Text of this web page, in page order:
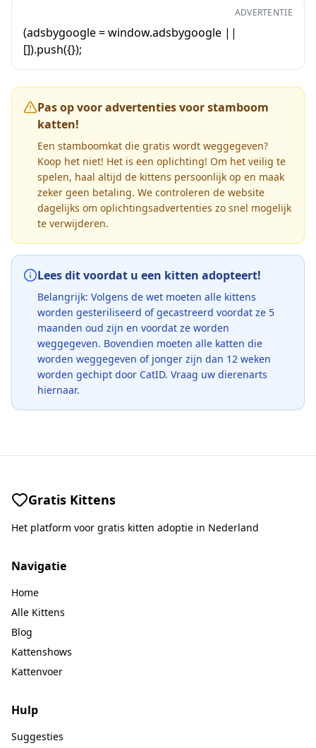
ADVERTENTIE
(adsbygoogle = window.adsbygoogle ||
[]).push({});
Pas op voor advertenties voor stamboom
katten!
Een stamboomkat die gratis wordt weggegeven?
Koop het niet! Het is een oplichting! Om het veilig te
spelen, haal altijd de kittens persoonlijk op en maak
zeker geen betaling. We controleren de website
dagelijks om oplichtingsadvertenties zo snel mogelijk
te verwijderen.
Lees dit voordat u een kitten adopteert!
Belangrijk: Volgens de wet moeten alle kittens
worden gesteriliseerd of gecastreerd voordat ze 5
maanden oud zijn en voordat ze worden
weggegeven. Bovendien moeten alle katten die
worden weggegeven of jonger zijn dan 12 weken
worden gechipt door CatID. Vraag uw dierenarts
hiernaar.
Gratis Kittens
Het platform voor gratis kitten adoptie in Nederland
Navigatie
Home
Alle Kittens
Blog
Kattenshows
Kattenvoer
Hulp
Suggesties